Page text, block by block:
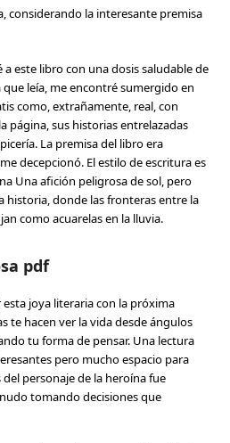
considerando la interesante premisa
este libro con una dosis saludable de
leía, me encontré sumergido en
como, extrañamente, real, con
página, sus historias entrelazadas
La premisa del libro era
decepcionó. El estilo de escritura es
Una afición peligrosa de sol, pero
historia, donde las fronteras entre la
como acuarelas en la lluvia.
pdf
joya literaria con la próxima
te hacen ver la vida desde ángulos
tu forma de pensar. Una lectura
pero mucho espacio para
personaje de la heroína fue
tomando decisiones que